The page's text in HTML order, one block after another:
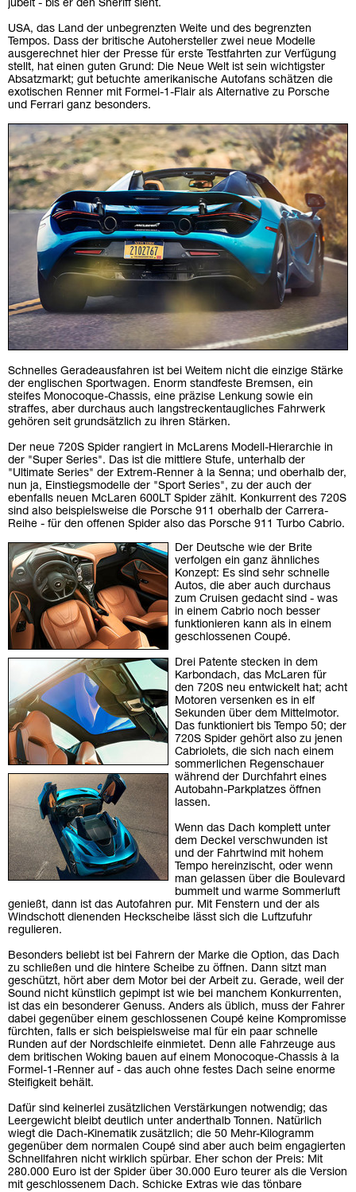
jubelt - bis er den Sheriff sieht.
USA, das Land der unbegrenzten Weite und des begrenzten
Tempos. Dass der britische Autohersteller zwei neue Modelle
ausgerechnet hier der Presse für erste Testfahrten zur Verfügung
stellt, hat einen guten Grund: Die Neue Welt ist sein wichtigster
Absatzmarkt; gut betuchte amerikanische Autofans schätzen die
exotischen Renner mit Formel-1-Flair als Alternative zu Porsche
und Ferrari ganz besonders.
Schnelles Geradeausfahren ist bei Weitem nicht die einzige Stärke
der englischen Sportwagen. Enorm standfeste Bremsen, ein
steifes Monocoque-Chassis, eine präzise Lenkung sowie ein
straffes, aber durchaus auch langstreckentaugliches Fahrwerk
gehören seit grundsätzlich zu ihren Stärken.
Der neue 720S Spider rangiert in McLarens Modell-Hierarchie in
der "Super Series". Das ist die mittlere Stufe, unterhalb der
"Ultimate Series" der Extrem-Renner à la Senna; und oberhalb der,
nun ja, Einstiegsmodelle der "Sport Series", zu der auch der
ebenfalls neuen McLaren 600LT Spider zählt. Konkurrent des 720S
sind also beispielsweise die Porsche 911 oberhalb der Carrera-
Reihe - für den offenen Spider also das Porsche 911 Turbo Cabrio.
Der Deutsche wie der Brite
verfolgen ein ganz ähnliches
Konzept: Es sind sehr schnelle
Autos, die aber auch durchaus
zum Cruisen gedacht sind - was
in einem Cabrio noch besser
funktionieren kann als in einem
geschlossenen Coupé.
Drei Patente stecken in dem
Karbondach, das McLaren für
den 720S neu entwickelt hat; acht
Motoren versenken es in elf
Sekunden über dem Mittelmotor.
Das funktioniert bis Tempo 50; der
720S Spider gehört also zu jenen
Cabriolets, die sich nach einem
sommerlichen Regenschauer
während der Durchfahrt eines
Autobahn-Parkplatzes öffnen
lassen.
Wenn das Dach komplett unter
dem Deckel verschwunden ist
und der Fahrtwind mit hohem
Tempo hereinzischt, oder wenn
man gelassen über die Boulevard
bummelt und warme Sommerluft
genießt, dann ist das Autofahren pur. Mit Fenstern und der als
Windschott dienenden Heckscheibe lässt sich die Luftzufuhr
regulieren.
Besonders beliebt ist bei Fahrern der Marke die Option, das Dach
zu schließen und die hintere Scheibe zu öffnen. Dann sitzt man
geschützt, hört aber dem Motor bei der Arbeit zu. Gerade, weil der
Sound nicht künstlich gepimpt ist wie bei manchem Konkurrenten,
ist das ein besonderer Genuss. Anders als üblich, muss der Fahrer
dabei gegenüber einem geschlossenen Coupé keine Kompromisse
fürchten, falls er sich beispielsweise mal für ein paar schnelle
Runden auf der Nordschleife einmietet. Denn alle Fahrzeuge aus
dem britischen Woking bauen auf einem Monocoque-Chassis à la
Formel-1-Renner auf - das auch ohne festes Dach seine enorme
Steifigkeit behält.
Dafür sind keinerlei zusätzlichen Verstärkungen notwendig; das
Leergewicht bleibt deutlich unter anderthalb Tonnen. Natürlich
wiegt die Dach-Kinematik zusätzlich; die 50 Mehr-Kilogramm
gegenüber dem normalen Coupé sind aber auch beim engagierten
Schnellfahren nicht wirklich spürbar. Eher schon der Preis: Mit
280.000 Euro ist der Spider über 30.000 Euro teurer als die Version
mit geschlossenem Dach. Schicke Extras wie das tönbare